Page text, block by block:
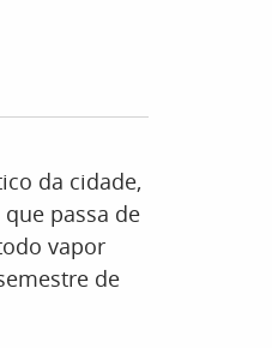
da cidade,
passa de
vapor
de